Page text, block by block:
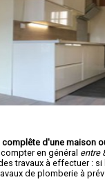
complête d'une maison
compter en général entre
travaux à effectuer :
de plomberie à